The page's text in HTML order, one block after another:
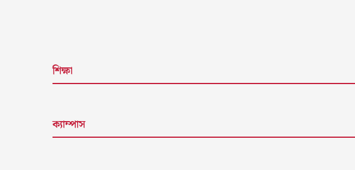
শিক্ষা
ক্যাম্পাস